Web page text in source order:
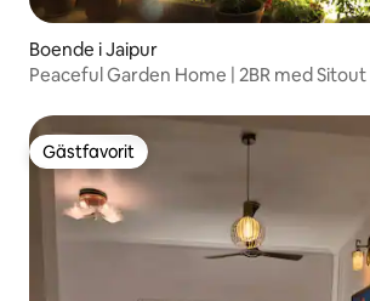
Boende i Jaipur
Peaceful Garden Home | 2BR med Sitout
Gästfavorit
Gästfavorit